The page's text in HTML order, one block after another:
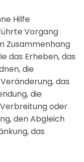
Hilfe
Vorgang
Zusammenhang
das Erheben, das
die
das
die
oder
den Abgleich
das